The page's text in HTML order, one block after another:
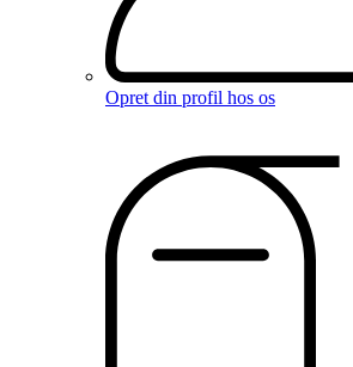
Opret din profil hos os